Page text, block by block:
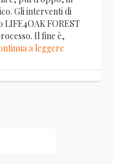
Gli interventi di
FOREST
Il fine è,
a leggere